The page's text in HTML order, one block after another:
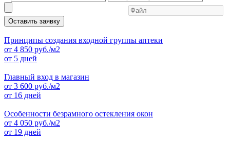
Оставить заявку
Принципы создания входной группы аптеки
от 4 850 руб./м2
от 5 дней
Главный вход в магазин
от 3 600 руб./м2
от 16 дней
Особенности безрамного остекления окон
от 4 050 руб./м2
от 19 дней